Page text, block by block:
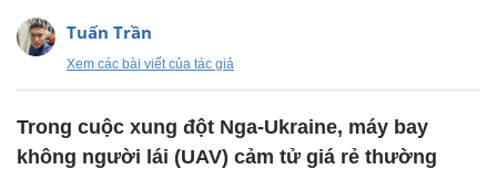
Tuấn Trần
Xem các bài viết của tác giả
Trong cuộc xung đột Nga-Ukraine, máy bay
không người lái (UAV) cảm tử giá rẻ thường